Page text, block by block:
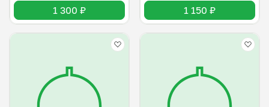
1 300 ₽ 1 150 ₽